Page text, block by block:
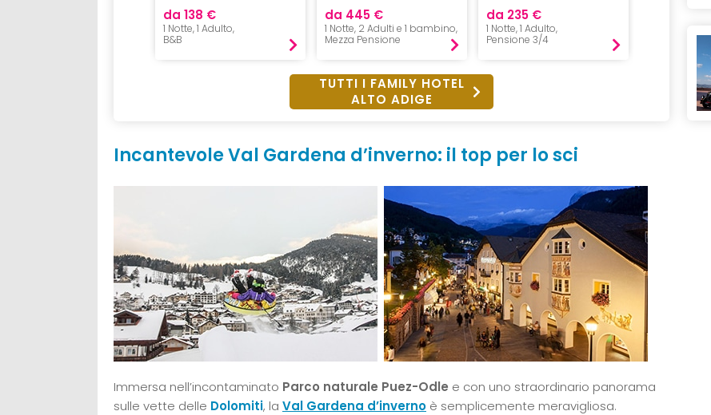
da 138 €
1 Notte, 1 Adulto,
B&B
da 445 €
1 Notte, 2 Adulti e 1 bambino,
Mezza Pensione
da 235 €
1 Notte, 1 Adulto,
Pensione 3/4
Pensione 3/4
TUTTI I FAMILY HOTEL
ALTO ADIGE
Incantevole Val Gardena d’inverno: il top per lo sci
Immersa nell’incontaminato Parco naturale Puez-Odle e con uno straordinario panorama
sulle vette delle Dolomiti, la Val Gardena d’inverno è semplicemente meravigliosa.